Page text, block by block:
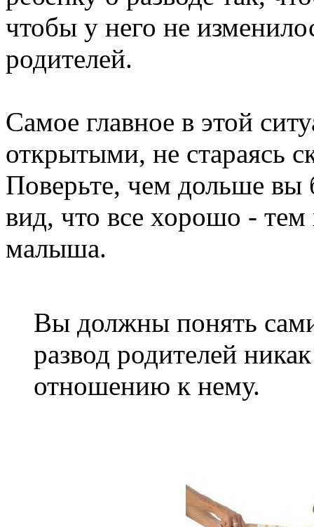
чтобы у него не
родителей.
Самое главное в этой
открытыми, не стараясь
Поверьте, чем дольше вы
вид, что все хорошо -
малыша.
Вы должны понять
развод родителей
отношению к нему.